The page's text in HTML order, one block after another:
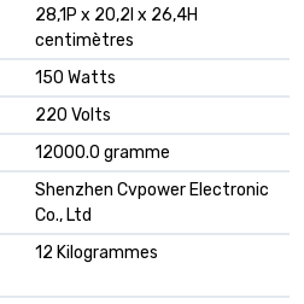
28,1P x 20,2l x 26,4H
centimètres
150 Watts
220 Volts
12000.0 gramme
Shenzhen Cvpower Electronic
Co., Ltd
12 Kilogrammes